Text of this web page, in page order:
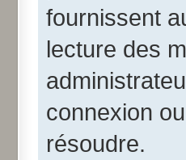
fournissent
lecture des
connexion
résoudre.